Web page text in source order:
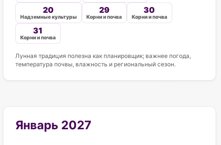
20
Надземные культуры
29
Корни и почва
30
Корни и почва
31
Корни и почва
Лунная традиция полезна как планировщик; важнее погода,
температура почвы, влажность и региональный сезон.
Январь 2027